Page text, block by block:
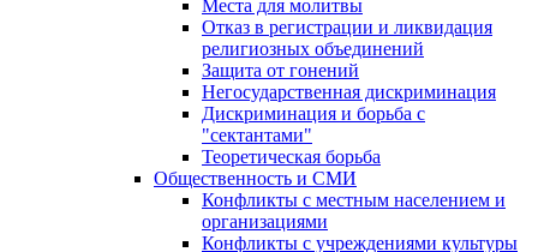
Места для молитвы
Отказ в регистрации и ликвидация
религиозных объединений
Защита от гонений
Негосударственная дискриминация
Дискриминация и борьба с
"сектантами"
Теоретическая борьба
Общественность и СМИ
Конфликты с местным населением и
организациями
Конфликты с учреждениями культуры